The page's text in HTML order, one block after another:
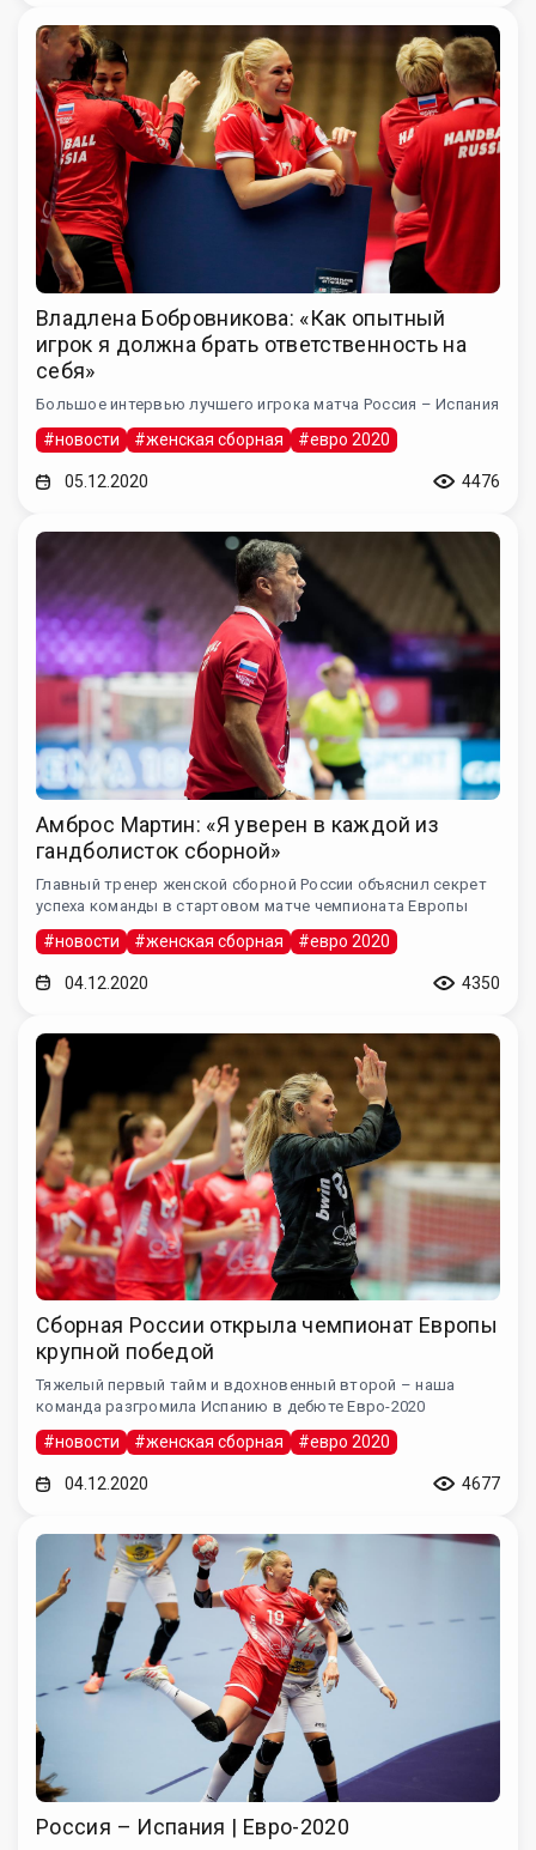
Владлена Бобровникова: «Как опытный
игрок я должна брать ответственность на
себя»
Большое интервью лучшего игрока матча Россия – Испания
#новости #женская сборная #евро 2020
05.12.2020 4476
Амброс Мартин: «Я уверен в каждой из
гандболисток сборной»
Главный тренер женской сборной России объяснил секрет
успеха команды в стартовом матче чемпионата Европы
#новости #женская сборная #евро 2020
04.12.2020 4350
Сборная России открыла чемпионат Европы
крупной победой
Тяжелый первый тайм и вдохновенный второй – наша
команда разгромила Испанию в дебюте Евро-2020
#новости #женская сборная #евро 2020
04.12.2020 4677
Россия – Испания | Евро-2020